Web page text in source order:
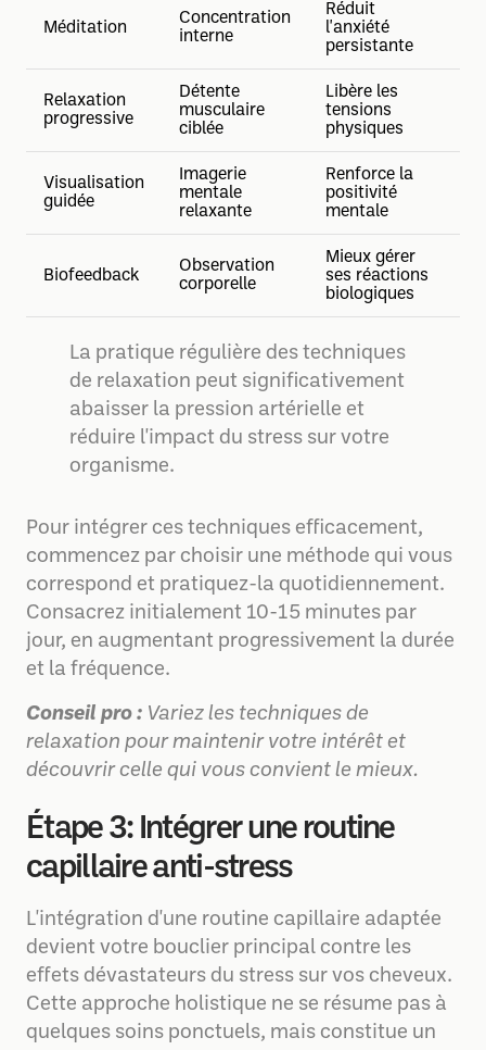
Méditation
Concentration
interne
Réduit
l'anxiété
persistante
Relaxation
progressive
Détente
musculaire
ciblée
Libère les
tensions
physiques
Visualisation
guidée
Imagerie
mentale
relaxante
Renforce la
positivité
mentale
Biofeedback
Observation
corporelle
Mieux gérer
ses réactions
biologiques
La pratique régulière des techniques
de relaxation peut significativement
abaisser la pression artérielle et
réduire l'impact du stress sur votre
organisme.
Pour intégrer ces techniques efficacement,
commencez par choisir une méthode qui vous
correspond et pratiquez-la quotidiennement.
Consacrez initialement 10-15 minutes par
jour, en augmentant progressivement la durée
et la fréquence.
Conseil pro : Variez les techniques de
relaxation pour maintenir votre intérêt et
découvrir celle qui vous convient le mieux.
Étape 3: Intégrer une routine
capillaire anti-stress
L'intégration d'une routine capillaire adaptée
devient votre bouclier principal contre les
effets dévastateurs du stress sur vos cheveux.
Cette approche holistique ne se résume pas à
quelques soins ponctuels, mais constitue un